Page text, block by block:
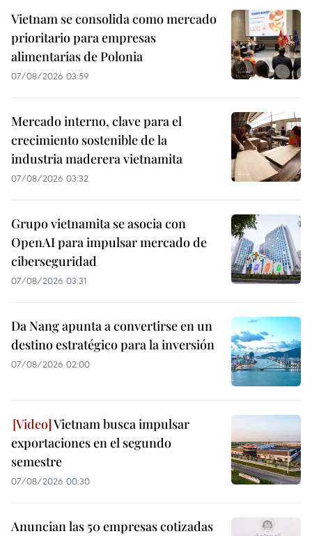
Vietnam se consolida como mercado
prioritario para empresas
alimentarias de Polonia
07/08/2026 03:59
Mercado interno, clave para el
crecimiento sostenible de la
industria maderera vietnamita
07/08/2026 03:32
Grupo vietnamita se asocia con
OpenAI para impulsar mercado de
ciberseguridad
07/08/2026 03:31
Da Nang apunta a convertirse en un
destino estratégico para la inversión
07/08/2026 02:00
Vietnam busca impulsar
exportaciones en el segundo
semestre
07/08/2026 00:30
Anuncian las 50 empresas cotizadas